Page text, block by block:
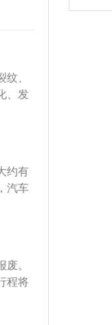
、
、发
由
，
油
水就
会
因
缸
内
发
约有
汽车
驶
甚
内
机
最大
多
。
程将
缸
响